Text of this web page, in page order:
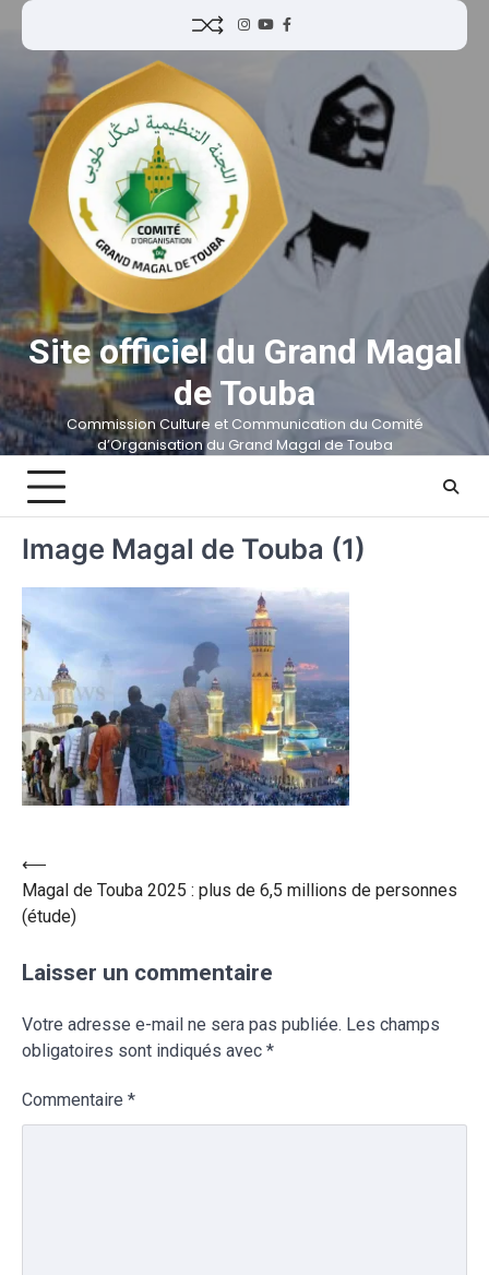
Site officiel du Grand Magal
de Touba
Commission Culture et Communication du Comité
d’Organisation du Grand Magal de Touba
Image Magal de Touba (1)
⟵
Magal de Touba 2025 : plus de 6,5 millions de personnes
(étude)
Laisser un commentaire
Votre adresse e-mail ne sera pas publiée. Les champs
obligatoires sont indiqués avec *
Commentaire *